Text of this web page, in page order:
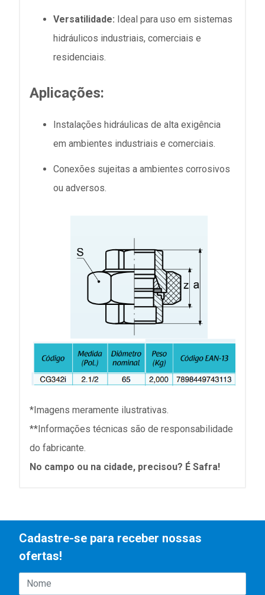
Versatilidade: Ideal para uso em sistemas
hidráulicos industriais, comerciais e
residenciais.
Aplicações:
Instalações hidráulicas de alta exigência
em ambientes industriais e comerciais.
Conexões sujeitas a ambientes corrosivos
ou adversos.
*Imagens meramente ilustrativas.
**Informações técnicas são de responsabilidade
do fabricante.
No campo ou na cidade, precisou? É Safra!
Cadastre-se para receber nossas
ofertas!